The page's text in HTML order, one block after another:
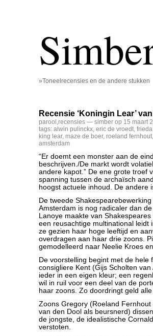
»Toneelrecensies en de andere stukken
Recensie ‘Koningin Lear’
parool ,recensies — simber op 15 maart
tags: alwin pulinckx, eric de vroedt,
king lear, maze de boer, roeland fernhout,
amsterdam
“Er doemt een monster aan de
beschrijven./De markt wordt
andere kapot.” De ene grote troef
spanning tussen de archaïsch
hoogst actuele inhoud. De andere
De tweede
Amsterdam is nog radicaler dan
Lanoye maakte van
een reusachtige multinational leidt
ze gezien haar hoge leeftijd en
overdragen aan haar drie zoons.
gemodelleerd naar Neelie Kroes
De voorstelling begint met de
consigliere Kent (Gijs Scholten
ieder in een eigen kleur; een
wil in ruil voor een deel van de
haar zoons. Zo doordringt geld
Zoons Gregory (Roeland
van den Dool als beursnerd)
de jongste, de idealistische
verstoten.